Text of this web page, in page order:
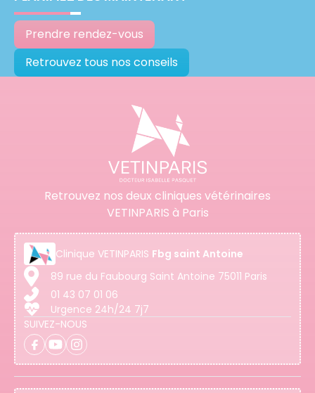
Prendre rendez-vous
Retrouvez tous nos conseils
Retrouvez nos deux cliniques vétérinaires
VETINPARIS à Paris
Clinique VETINPARIS Fbg saint Antoine
89 rue du Faubourg Saint Antoine 75011 Paris
01 43 07 01 06
Urgence 24h/24 7j7
SUIVEZ-NOUS